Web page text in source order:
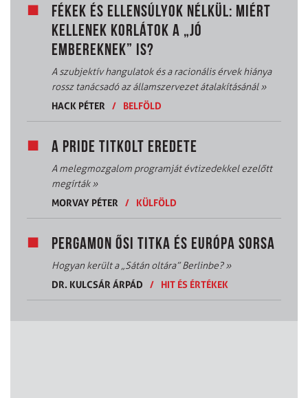
FÉKEK ÉS ELLENSÚLYOK NÉLKÜL: MIÉRT
KELLENEK KORLÁTOK A „JÓ
EMBEREKNEK” IS?
A szubjektív hangulatok és a racionális érvek hiánya
rossz tanácsadó az államszervezet átalakításánál»
HACK PÉTER
/ BELFÖLD
A PRIDE TITKOLT EREDETE
A melegmozgalom programját évtizedekkel ezelőtt
megírták»
MORVAY PÉTER
/ KÜLFÖLD
PERGAMON ŐSI TITKA ÉS EURÓPA SORSA
Hogyan került a „Sátán oltára” Berlinbe?»
DR. KULCSÁR ÁRPÁD
/ HIT ÉS ÉRTÉKEK